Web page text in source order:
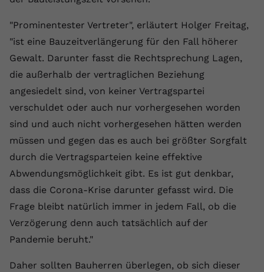
"Prominentester Vertreter", erläutert Holger Freitag,
"ist eine Bauzeitverlängerung für den Fall höherer
Gewalt. Darunter fasst die Rechtsprechung Lagen,
die außerhalb der vertraglichen Beziehung
angesiedelt sind, von keiner Vertragspartei
verschuldet oder auch nur vorhergesehen worden
sind und auch nicht vorhergesehen hätten werden
müssen und gegen das es auch bei größter Sorgfalt
durch die Vertragsparteien keine effektive
Abwendungsmöglichkeit gibt. Es ist gut denkbar,
dass die Corona-Krise darunter gefasst wird. Die
Frage bleibt natürlich immer in jedem Fall, ob die
Verzögerung denn auch tatsächlich auf der
Pandemie beruht."
Daher sollten Bauherren überlegen, ob sich dieser